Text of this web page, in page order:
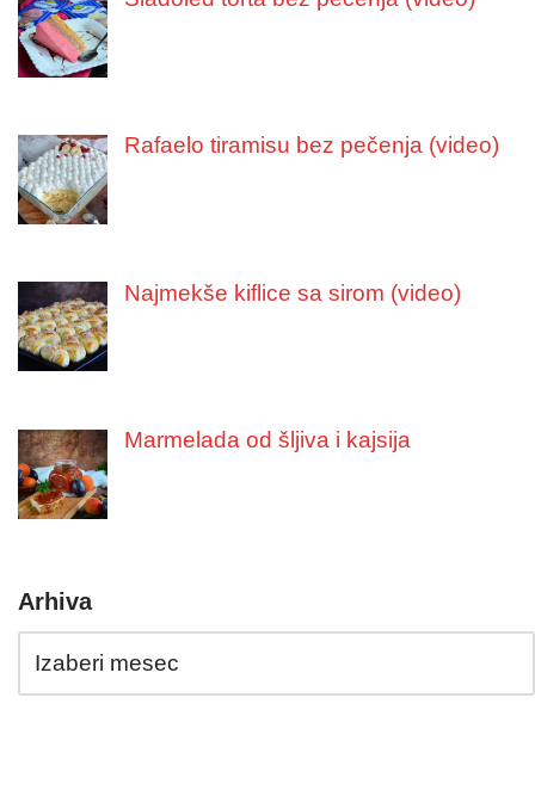
Rafaelo tiramisu bez pečenja (video)
Najmekše kiflice sa sirom (video)
Marmelada od šljiva i kajsija
Arhiva